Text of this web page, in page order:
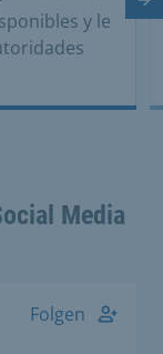
y le
Media
Folgen